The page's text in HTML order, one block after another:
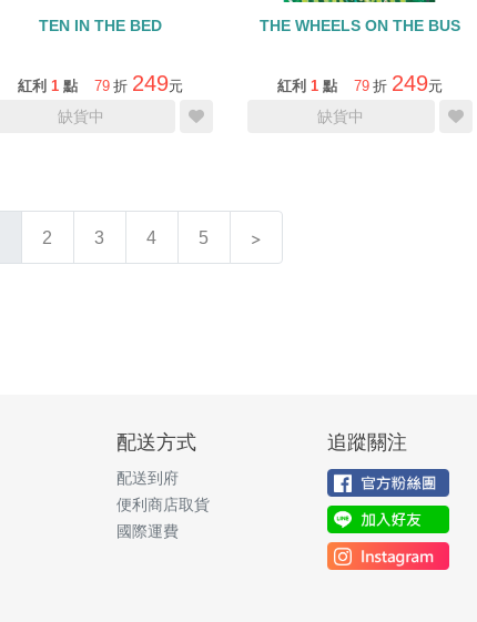
TEN IN THE BED
紅利 1 點 79 折 249元
缺貨中
THE WHEELS ON THE BUS
紅利 1 點 79 折 249元
缺貨中
2 3 4 5
配送方式
配送到府
便利商店取貨
國際運費
追蹤關注